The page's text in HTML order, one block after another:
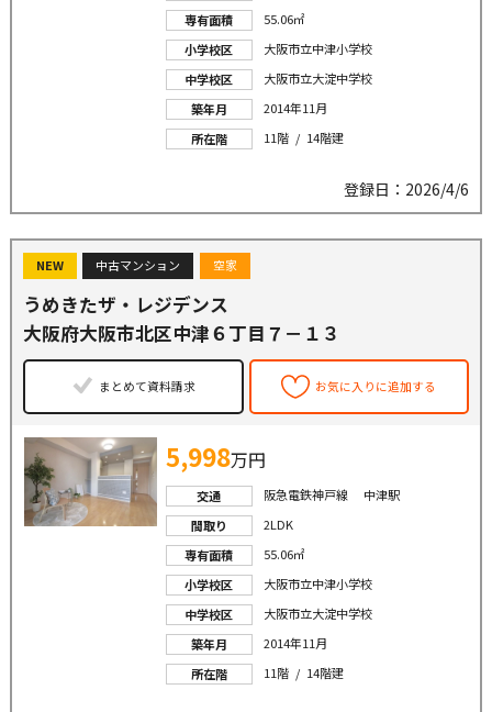
専有面積
55.06㎡
小学校区
大阪市立中津小学校
中学校区
大阪市立大淀中学校
築年月
2014年11月
所在階
11階 / 14階建
登録日：2026/4/6
NEW 中古マンション 空家
うめきたザ・レジデンス
大阪府大阪市北区中津６丁目７－１３
まとめて資料請求 お気に入りに追加する
5,998万円
交通
阪急電鉄神戸線 中津駅
間取り
2LDK
専有面積
55.06㎡
小学校区
大阪市立中津小学校
中学校区
大阪市立大淀中学校
築年月
2014年11月
所在階
11階 / 14階建